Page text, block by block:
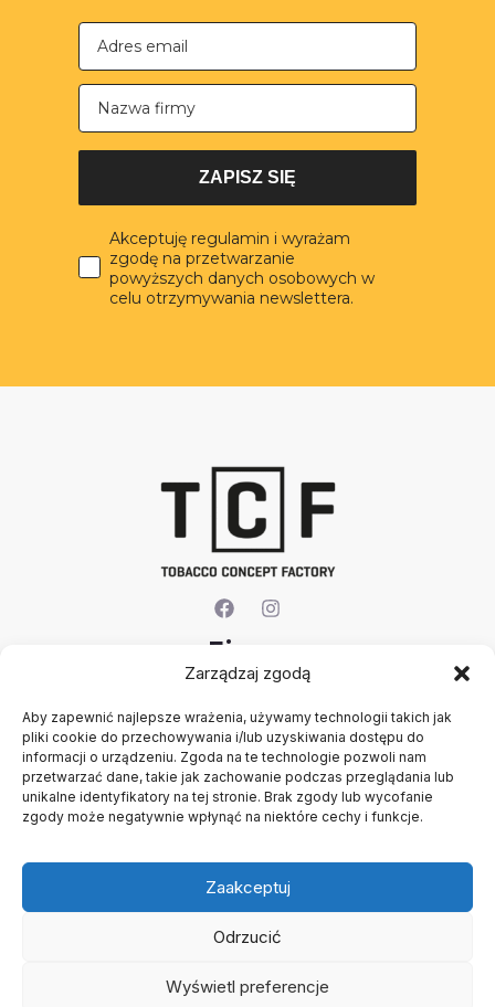
Zarządzaj zgodą
Aby zapewnić najlepsze wrażenia, używamy technologii takich jak
pliki cookie do przechowywania i/lub uzyskiwania dostępu do
informacji o urządzeniu. Zgoda na te technologie pozwoli nam
przetwarzać dane, takie jak zachowanie podczas przeglądania lub
unikalne identyfikatory na tej stronie. Brak zgody lub wycofanie
zgody może negatywnie wpłynąć na niektóre cechy i funkcje.
Zaakceptuj
Odrzucić
Wyświetl preferencje
Nazwa firmy
ZAPISZ SIĘ
Akceptuję regulamin i wyrażam
zgodę na przetwarzanie
powyższych danych osobowych w
celu otrzymywania newslettera.
Firma
Kontakt
Rejestracja firmy
Konto
Polityka prywatności
Regulamin
Copyright © 2026 B2B - Panel Hurtowy - TCF - Tobacco